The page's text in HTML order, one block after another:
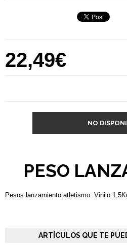
22,49€
NO
PESO
Pesos lanzamiento atletismo. Vinilo
ARTÍCULOS QUE TE